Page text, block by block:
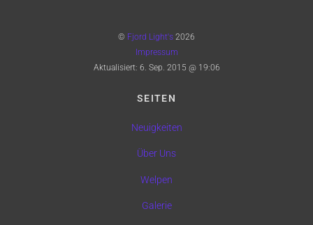
© Fjord Light's 2026
Impressum
Aktualisiert: 6. Sep. 2015 @ 19:06
SEITEN
Neuigkeiten
Über Uns
Welpen
Galerie